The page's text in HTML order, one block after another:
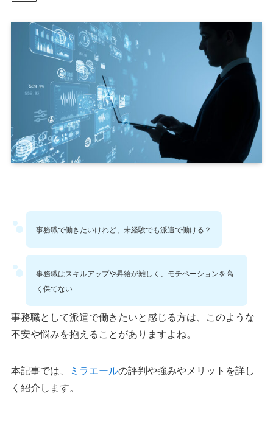
事務職で働きたいけれど、未経験でも派遣で働ける？
事務職はスキルアップや昇給が難しく、モチベーションを高
く保てない
事務職として派遣で働きたいと感じる方は、このような
不安や悩みを抱えることがありますよね。
本記事では、 ミラエールの評判や強みやメリットを詳し
く紹介します。